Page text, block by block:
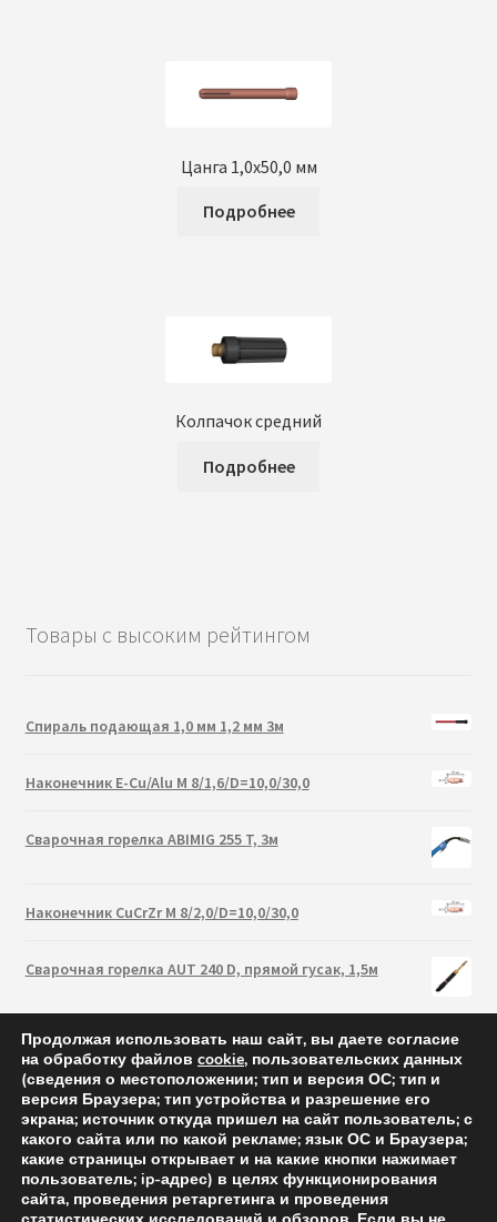
Цанга 1,0х50,0 мм
Подробнее
Колпачок средний
Подробнее
Товары с высоким рейтингом
Спираль подающая 1,0 мм 1,2 мм 3м
Наконечник E-Cu/Alu M 8/1,6/D=10,0/30,0
Сварочная горелка ABIMIG 255 T, 3м
Наконечник CuCrZr M 8/2,0/D=10,0/30,0
Сварочная горелка AUT 240 D, прямой гусак, 1,5м
Продолжая использовать наш сайт, вы даете согласие
на обработку файлов cookie, пользовательских данных
(сведения о местоположении; тип и версия ОС; тип и
версия Браузера; тип устройства и разрешение его
экрана; источник откуда пришел на сайт пользователь; с
какого сайта или по какой рекламе; язык ОС и Браузера;
какие страницы открывает и на какие кнопки нажимает
пользователь; ip-адрес) в целях функционирования
сайта, проведения ретаргетинга и проведения